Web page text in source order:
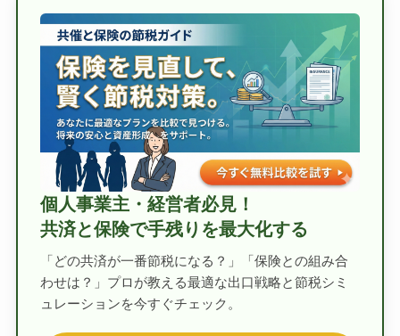
個人事業主・経営者必見！
共済と保険で手残りを最大化する
「どの共済が一番節税になる？」「保険との組み合
わせは？」プロが教える最適な出口戦略と節税シミ
ュレーションを今すぐチェック。